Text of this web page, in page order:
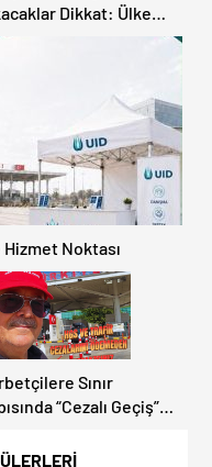
Dikkat: Ülke
Güncel Trafik Kuralları,
Otoyol Hız Limitleri
Hizmet Noktası
Sınır
“Cezalı Geçiş”
Çıkamıyor!